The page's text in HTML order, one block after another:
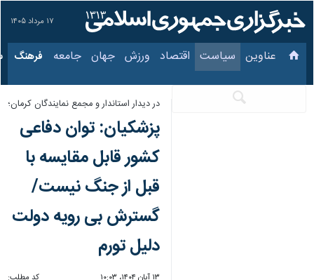
۱۷ مرداد ۱۴۰۵
عناوین‌ سیاست اقتصاد ورزش جهان جامعه فرهنگ
در دیدار استاندار و مجمع نمایندگان کرمان؛
پزشکیان: توان دفاعی
کشور قابل مقایسه با
قبل از جنگ نیست/
گسترش بی رویه دولت
دلیل تورم
۱۳ آبان ۱۴۰۴، ۱۰:۰۳
کد مطلب: